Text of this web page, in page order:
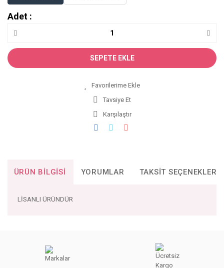
Adet :
SEPETE EKLE
Tavsiye Et
Karşılaştır
ÜRÜN BILGISI YORUMLAR TAKSIT SEÇENEKLERI
LİSANLI ÜRÜNDÜR
kullanarak tarafımıza iletebilirsiniz.
Görüş ve önerileriniz için teşekkür ederiz.